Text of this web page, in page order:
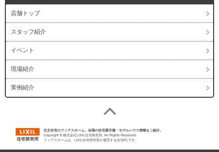
店舗トップ
スタッフ紹介
イベント
現場紹介
実例紹介
注文住宅のフィアスホーム。全国の住宅展示場・モデルハウス情報をご紹介。
Copyright © 株式会社LIXIL住宅研究所. All Rights Reserved.
フィアスホームは、LIXIL住宅研究所が運営する住宅FCです。